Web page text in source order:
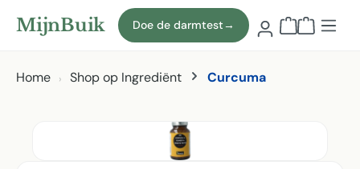
Naar hoofdinhoud
MijnBuik Doe de darmtest→
Home Shop op Ingrediënt Curcuma